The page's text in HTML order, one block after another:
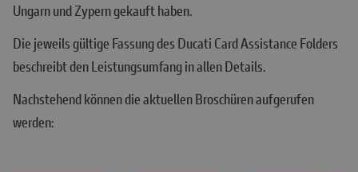
Ungarn und Zypern gekauft haben.
Die jeweils gültige Fassung des Ducati Card Assistance Folders
beschreibt den Leistungsumfang in allen Details.
Nachstehend können die aktuellen Broschüren aufgerufen
werden: